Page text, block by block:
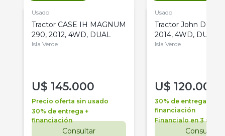
Usado
Tractor CASE IH MAGNUM
290, 2012, 4WD, DUAL
Isla Verde
U$ 145.000
Precio oferta sin usado
30% de entrega +
financiación
Consultar
Usado
Tractor John Deere
2014, 4WD, DUAL
Isla Verde
U$ 120.000
30% de entrega +
financiación
Financialo en 3 años
Consultar